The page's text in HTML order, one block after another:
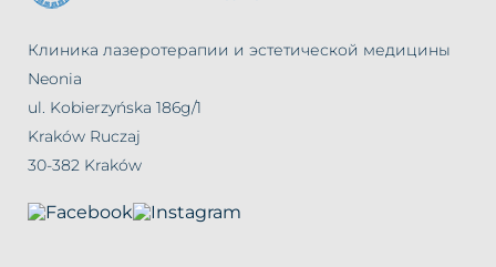
Клиника лазеротерапии и эстетической медицины
Neonia
ul. Kobierzyńska 186g/1
Kraków Ruczaj
30-382 Kraków